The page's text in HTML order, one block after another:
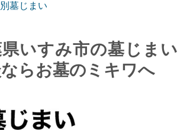
墓じまい
いすみ市の墓じまい
らお墓のミキワへ